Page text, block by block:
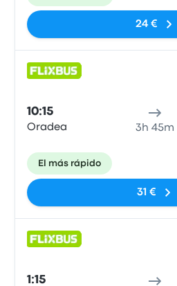
24 €
10:15
Oradea 3h 45m
El más rápido
31 €
1:15